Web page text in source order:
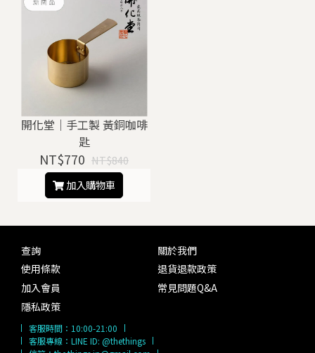
開化堂｜手工製 黃銅咖啡
匙
NT$770 NT$840
加入購物車
查詢
關於我們
使用條款
退貨退款政策
加入會員
常見問題Q&A
隱私政策
客服時間： 10:00-21:00
客服專線： LINE ID: @thethings